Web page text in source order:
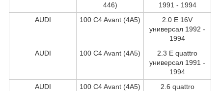
446)
1991 - 1994
AUDI
100 C4 Avant (4A5)
2.0 E 16V
универсал 1992 -
1994
AUDI
100 C4 Avant (4A5)
2.3 E quattro
универсал 1991 -
1994
AUDI
100 C4 Avant (4A5)
2.6 quattro